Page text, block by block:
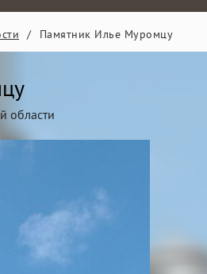
/ Памятник Илье Муромцу
области